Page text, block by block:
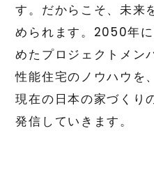
す。だからこそ、未来
められます。2050年
めたプロジェクトメン
性能住宅のノウハウを
現在の日本の家づくり
発信していきます。